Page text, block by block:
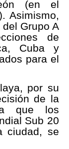
(en el
Asimismo,
Grupo A
de
Cuba y
para el
por su
de la
que los
Sub 20
ciudad, se